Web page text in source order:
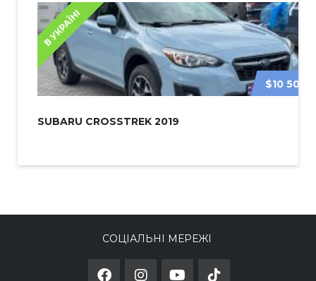
В УКРАЇНІ
$10 500
SUBARU CROSSTREK 2019
СОЦІАЛЬНІ МЕРЕЖІ